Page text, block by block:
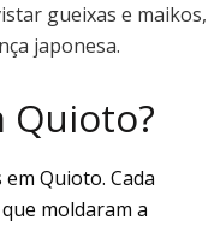
gueixas e maikos,
japonesa.
Quioto?
Quioto. Cada
moldaram a